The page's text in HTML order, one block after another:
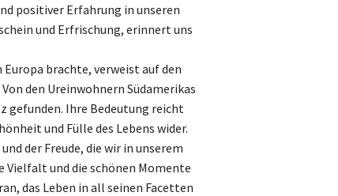
positiver Erfahrung in unseren
und Erfrischung, erinnert uns
Europa brachte, verweist auf den
den Ureinwohnern Südamerikas
gefunden. Ihre Bedeutung reicht
und Fülle des Lebens wider.
der Freude, die wir in unserem
Vielfalt und die schönen Momente
das Leben in all seinen Facetten